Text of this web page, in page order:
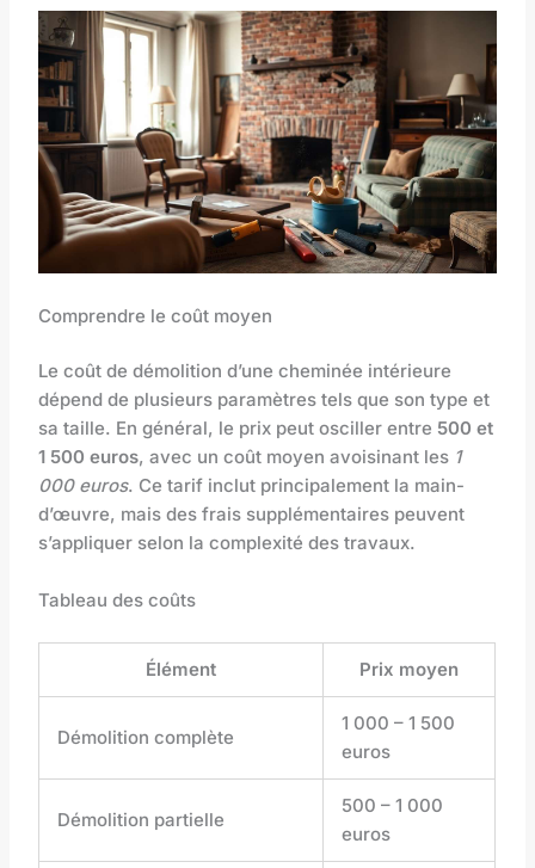
Comprendre le coût moyen
Le coût de démolition d’une cheminée intérieure
dépend de plusieurs paramètres tels que son type et
sa taille. En général, le prix peut osciller entre 500 et
1 500 euros, avec un coût moyen avoisinant les 1
000 euros. Ce tarif inclut principalement la main-
d’œuvre, mais des frais supplémentaires peuvent
s’appliquer selon la complexité des travaux.
Tableau des coûts
Élément Prix moyen
Démolition complète
1 000 – 1 500
euros
Démolition partielle
500 – 1 000
euros